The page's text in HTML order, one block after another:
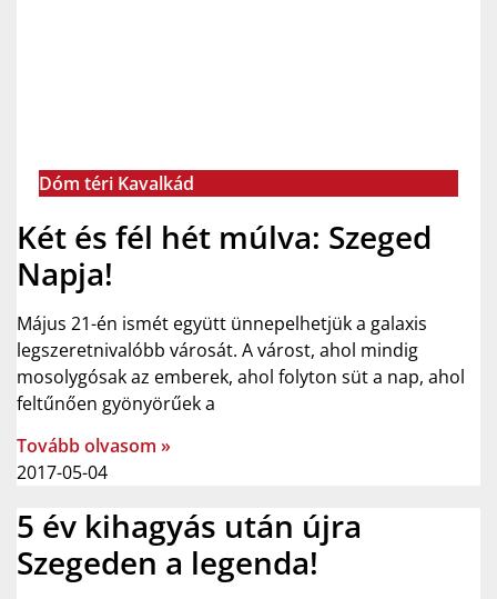
Dóm téri Kavalkád
Két és fél hét múlva: Szeged
Napja!
Május 21-én ismét együtt ünnepelhetjük a galaxis
legszeretnivalóbb városát. A várost, ahol mindig
mosolygósak az emberek, ahol folyton süt a nap, ahol
feltűnően gyönyörűek a
Tovább olvasom »
2017-05-04
5 év kihagyás után újra
Szegeden a legenda!